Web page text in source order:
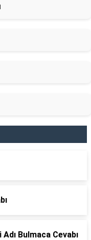
Bulmaca Cevabı